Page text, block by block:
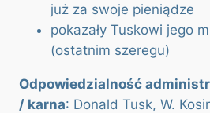
już za swoje pieniądze
pokazały Tuskowi jego
(ostatnim szeregu)
Odpowiedzialność
/ karna: Donald Tusk, W.